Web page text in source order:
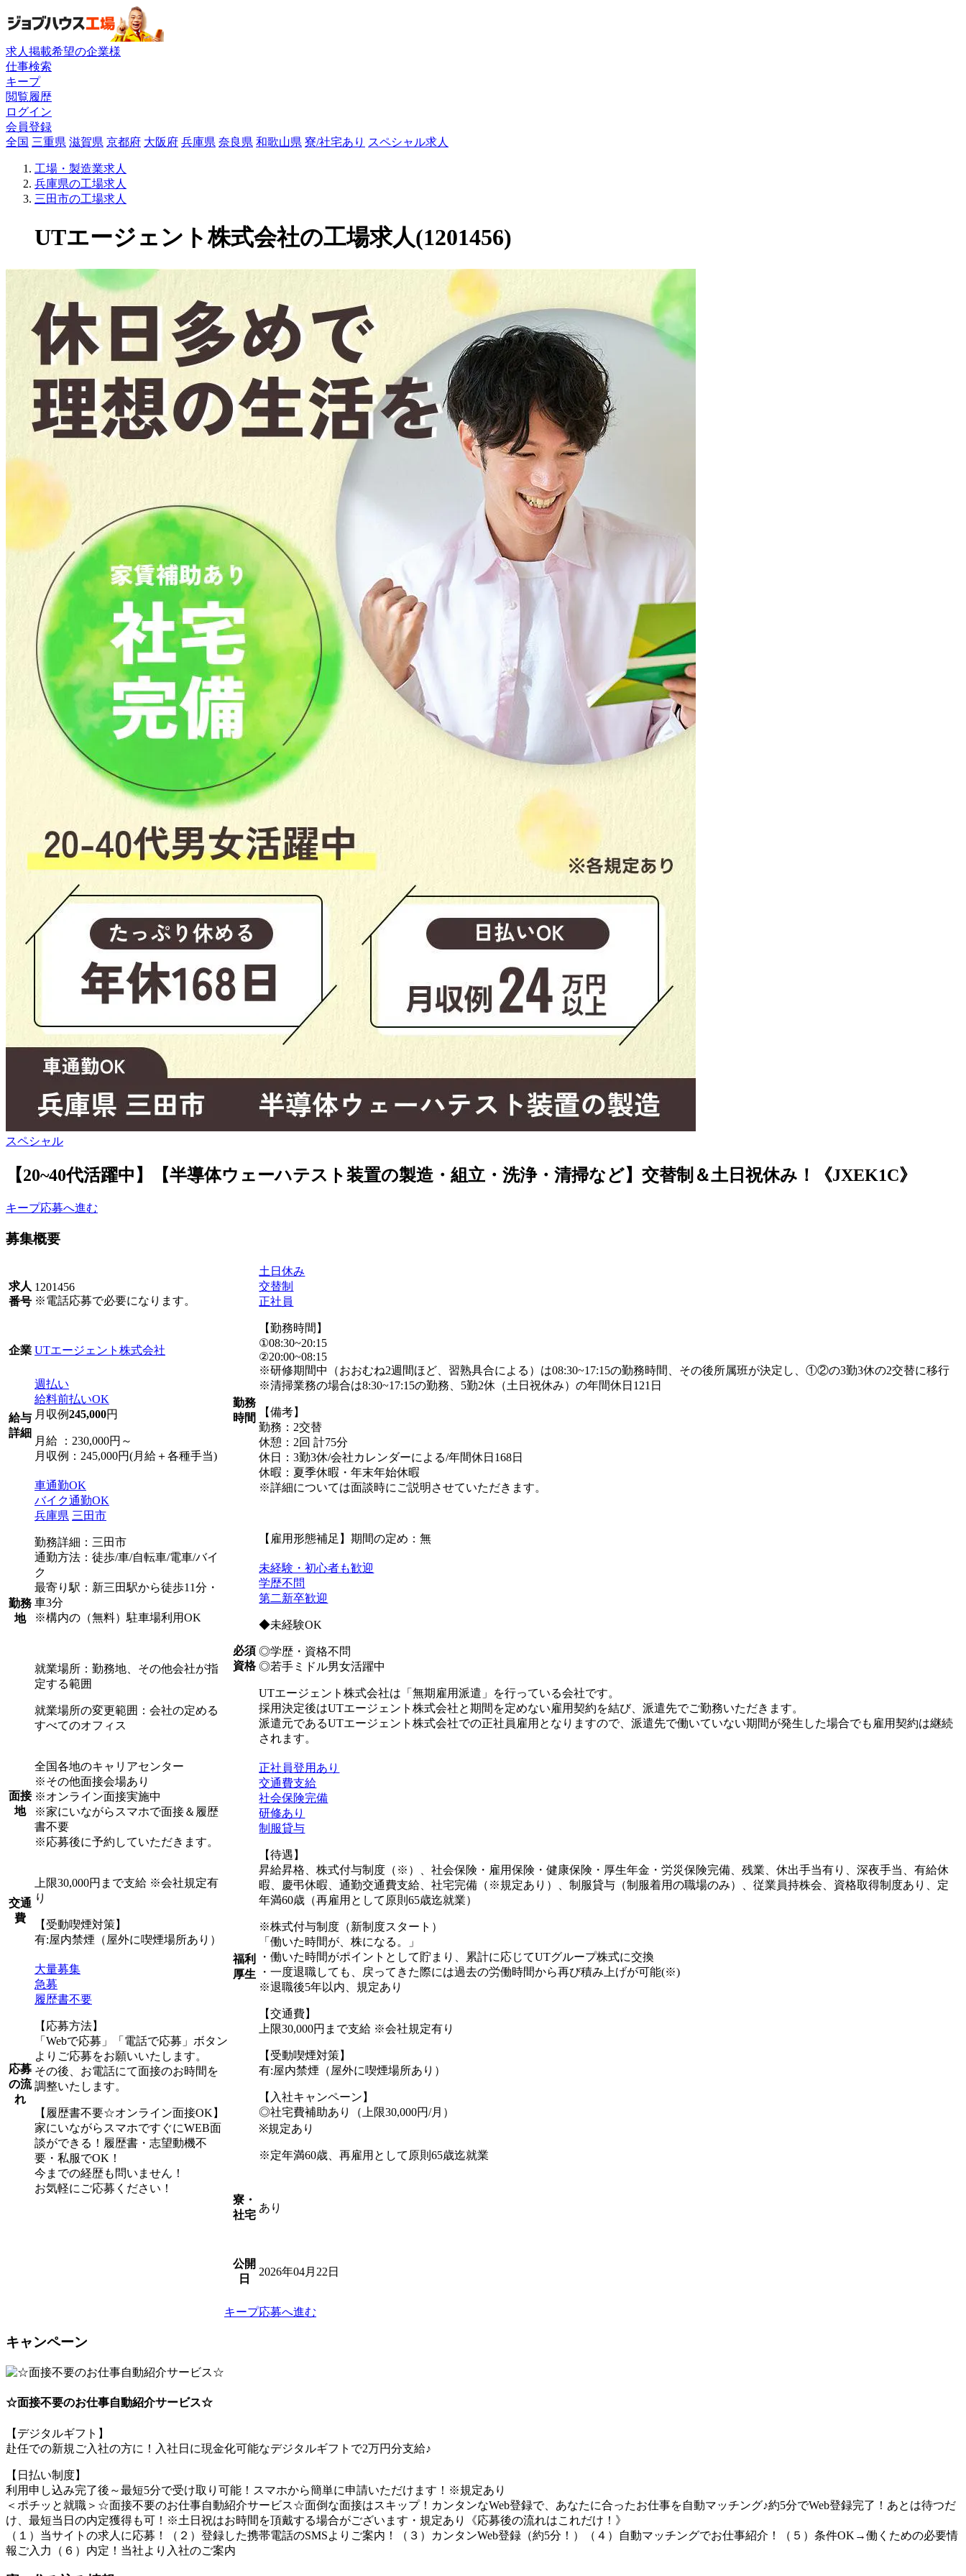
求人掲載希望の企業様
仕事検索
キープ
閲覧履歴
ログイン
会員登録
全国 三重県 滋賀県 京都府 大阪府 兵庫県 奈良県 和歌山県 寮/社宅あり スペシャル求人
工場・製造業求人
兵庫県の工場求人
三田市の工場求人
UTエージェント株式会社の工場求人(1201456)
スペシャル
【20~40代活躍中】【半導体ウェーハテスト装置の製造・組立・洗浄・清掃など】交替制＆土日祝休み！《JXEK1C》
キープ応募へ進む
募集概要
求人
番号
1201456
※電話応募で必要になります。
企業 UTエージェント株式会社
給与
詳細
週払い
給料前払いOK
月収例245,000円
月給 ：230,000円～
月収例：245,000円(月給＋各種手当)
勤務
地
車通勤OK
バイク通勤OK
兵庫県 三田市
勤務詳細：三田市
通勤方法：徒歩/車/自転車/電車/バイ
ク
最寄り駅：新三田駅から徒歩11分・
車3分
※構内の（無料）駐車場利用OK
就業場所：勤務地、その他会社が指
定する範囲
就業場所の変更範囲：会社の定める
すべてのオフィス
面接
地
全国各地のキャリアセンター
※その他面接会場あり
※オンライン面接実施中
※家にいながらスマホで面接＆履歴
書不要
※応募後に予約していただきます。
交通
費
上限30,000円まで支給 ※会社規定有
り
【受動喫煙対策】
有:屋内禁煙（屋外に喫煙場所あり）
応募
の流
れ
大量募集
急募
履歴書不要
【応募方法】
「Webで応募」「電話で応募」ボタン
よりご応募をお願いいたします。
その後、お電話にて面接のお時間を
調整いたします。
【履歴書不要☆オンライン面接OK】
家にいながらスマホですぐにWEB面
談ができる！履歴書・志望動機不
要・私服でOK！
今までの経歴も問いません！
お気軽にご応募ください！
勤務
時間
土日休み
交替制
正社員
【勤務時間】
①08:30~20:15
②20:00~08:15
※研修期間中（おおむね2週間ほど、習熟具合による）は08:30~17:15の勤務時間、その後所属班が決定し、①②の3勤3休の2交替に移行
※清掃業務の場合は8:30~17:15の勤務、5勤2休（土日祝休み）の年間休日121日
【備考】
勤務：2交替
休憩：2回 計75分
休日：3勤3休/会社カレンダーによる/年間休日168日
休暇：夏季休暇・年末年始休暇
※詳細については面談時にご説明させていただきます。
【雇用形態補足】期間の定め：無
必須
資格
未経験・初心者も歓迎
学歴不問
第二新卒歓迎
◆未経験OK
◎学歴・資格不問
◎若手ミドル男女活躍中
UTエージェント株式会社は「無期雇用派遣」を行っている会社です。
採用決定後はUTエージェント株式会社と期間を定めない雇用契約を結び、派遣先でご勤務いただきます。
派遣元であるUTエージェント株式会社での正社員雇用となりますので、派遣先で働いていない期間が発生した場合でも雇用契約は継続
されます。
福利
厚生
正社員登用あり
交通費支給
社会保険完備
研修あり
制服貸与
【待遇】
昇給昇格、株式付与制度（※）、社会保険・雇用保険・健康保険・厚生年金・労災保険完備、残業、休出手当有り、深夜手当、有給休
暇、慶弔休暇、通勤交通費支給、社宅完備（※規定あり）、制服貸与（制服着用の職場のみ）、従業員持株会、資格取得制度あり、定
年満60歳（再雇用として原則65歳迄就業）
※株式付与制度（新制度スタート）
「働いた時間が、株になる。」
・働いた時間がポイントとして貯まり、累計に応じてUTグループ株式に交換
・一度退職しても、戻ってきた際には過去の労働時間から再び積み上げが可能(※)
※退職後5年以内、規定あり
【交通費】
上限30,000円まで支給 ※会社規定有り
【受動喫煙対策】
有:屋内禁煙（屋外に喫煙場所あり）
【入社キャンペーン】
◎社宅費補助あり（上限30,000円/月）
※規定あり
※定年満60歳、再雇用として原則65歳迄就業
寮・
社宅
あり
公開
日
2026年04月22日
キープ応募へ進む
キャンペーン
☆面接不要のお仕事自動紹介サービス☆
【デジタルギフト】
赴任での新規ご入社の方に！入社日に現金化可能なデジタルギフトで2万円分支給♪
【日払い制度】
利用申し込み完了後～最短5分で受け取り可能！スマホから簡単に申請いただけます！※規定あり
＜ポチッと就職＞☆面接不要のお仕事自動紹介サービス☆面倒な面接はスキップ！カンタンなWeb登録で、あなたに合ったお仕事を自動マッチング♪約5分でWeb登録完了！あとは待つだ
け、最短当日の内定獲得も可！※土日祝はお時間を頂戴する場合がございます・規定あり《応募後の流れはこれだけ！》
（１）当サイトの求人に応募！（２）登録した携帯電話のSMSよりご案内！（３）カンタンWeb登録（約5分！）（４）自動マッチングでお仕事紹介！（５）条件OK→働くための必要情
報ご入力（６）内定！当社より入社のご案内